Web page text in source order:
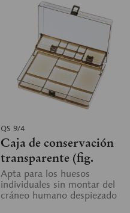
QS 9/4
Caja de conservación
transparente (fig.
véase QS 9/1)
Apta para los huesos
individuales sin montar del
cráneo humano despiezado